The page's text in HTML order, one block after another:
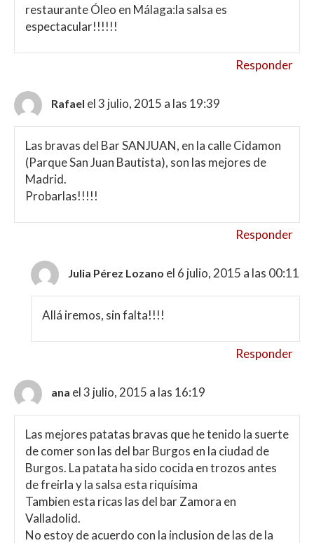
restaurante Óleo en Málaga:la salsa es
espectacular!!!!!!
Responder
Rafael el 3 julio, 2015 a las 19:39
Las bravas del Bar SANJUAN, en la calle Cidamon
(Parque San Juan Bautista), son las mejores de
Madrid.
Probarlas!!!!!
Responder
Julia Pérez Lozano el 6 julio, 2015 a las 00:11
Allá iremos, sin falta!!!!
Responder
ana el 3 julio, 2015 a las 16:19
Las mejores patatas bravas que he tenido la suerte
de comer son las del bar Burgos en la ciudad de
Burgos. La patata ha sido cocida en trozos antes
de freirla y la salsa esta riquísima
Tambien esta ricas las del bar Zamora en
Valladolid.
No estoy de acuerdo con la inclusion de las de la